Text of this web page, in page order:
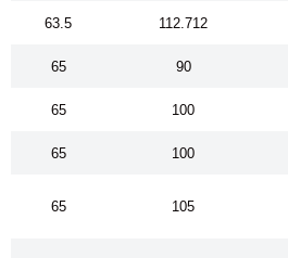
63.5 112.712
65 90
65 100
65 100
65 105